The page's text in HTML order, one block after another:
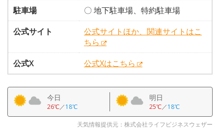
駐車場
〇 地下駐車場、特約駐車場
公式サイト
公式サイトほか、関連サイトはこ
ちら
公式X
公式Xはこちら
今日
26℃／18℃
明日
25℃／18℃
天気情報提供元：株式会社ライフビジネスウェザー